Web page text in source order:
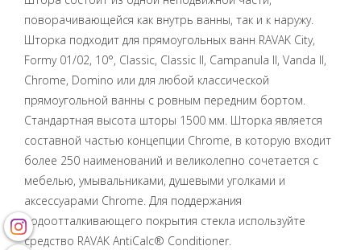
поворачивающейся как внутрь ванны, так и к наружу.
Шторка подходит для прямоугольных ванн RAVAK City,
Formy 01/02, 10°, Classic, Classic II, Campanula II, Vanda II,
Chrome, Domino или для любой классической
прямоугольной ванны с ровным передним бортом.
Стандартная высота шторы 1500 мм. Шторка является
составной частью концепции Chrome, в которую входит
более 250 наименований и великолепно сочетается с
мебелью, умывальниками, душевыми уголками и
аксессуарами Chrome. Для поддержания
водоотталкивающего покрытия стекла используйте
средство RAVAK AntiCalc® Conditioner.